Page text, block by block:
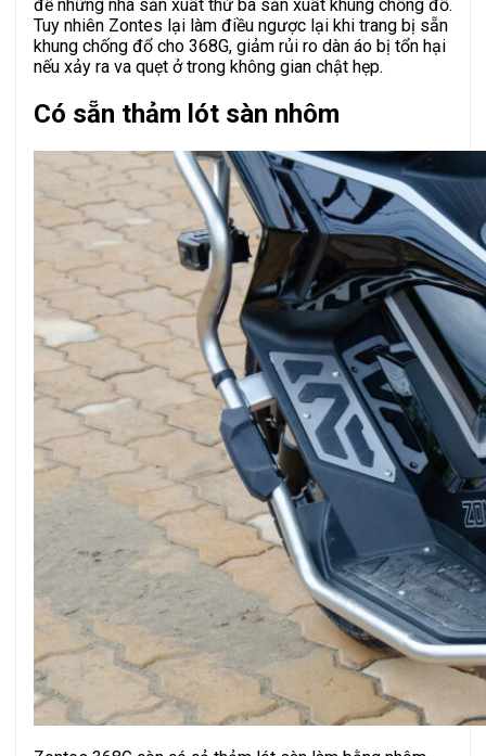
để những nhà sản xuất thứ ba sản xuất khung chống đổ.
Tuy nhiên Zontes lại làm điều ngược lại khi trang bị sẵn
khung chống đổ cho 368G, giảm rủi ro dàn áo bị tổn hại
nếu xảy ra va quẹt ở trong không gian chật hẹp.
Có sẵn thảm lót sàn nhôm